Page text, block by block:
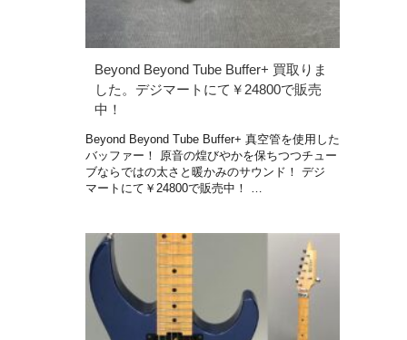
Beyond Beyond Tube Buffer+ 買取りま
した。デジマートにて￥24800で販売
中！
Beyond Beyond Tube Buffer+ 真空管を使用した
バッファー！ 原音の煌びやかを保ちつつチュー
ブならではの太さと暖かみのサウンド！ デジ
マートにて￥24800で販売中！ …